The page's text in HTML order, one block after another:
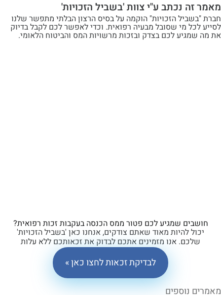
נכתב ע"י צוות 'בשביל הזכויות'
הזכויות" הוקמה על בסיס הרצון הבלתי מתפשר שלנו
מי שסובל מבעיה רפואית. וכדי לאפשר לכם לקבל בדיוק
לכם בצדק ובזכות מרשויות המס והביטוח הלאומי.
שמגיע לכם פטור ממס הכנסה בעקבות זכות רפואית?
להיות מאוד שאתם צודקים, אנחנו כאן 'בשביל הזכויות'
אנו מזמינים אתכם לבדוק את זכאותכם ללא עלות
וללא התחייבות.
לבדיקת זכאות לחצו כאן »